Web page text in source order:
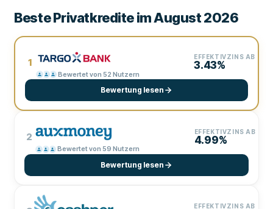
Beste Privatkredite im August 2026
1
Bewertet von 52 Nutzern
EFFEKTIVZINS AB
3.43%
Bewertung lesen
2
Bewertet von 59 Nutzern
EFFEKTIVZINS AB
4.99%
Bewertung lesen
EFFEKTIVZINS AB